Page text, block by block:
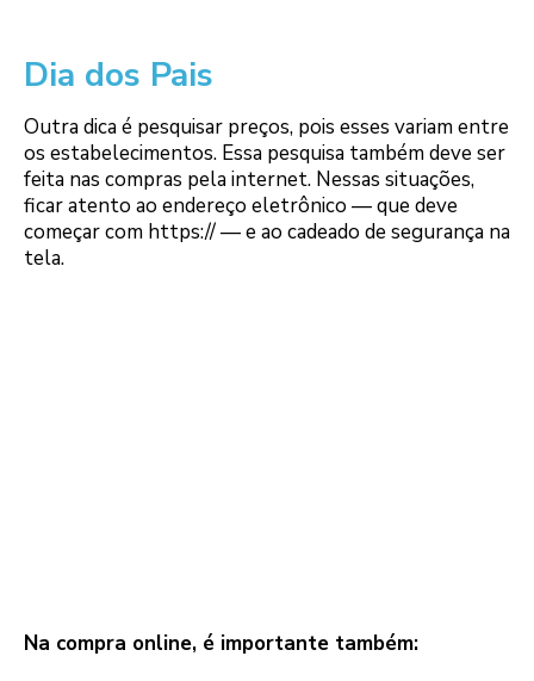
Dia dos Pais
Outra dica é pesquisar preços, pois esses variam entre
os estabelecimentos. Essa pesquisa também deve ser
feita nas compras pela internet. Nessas situações,
ficar atento ao endereço eletrônico — que deve
começar com https:// — e ao cadeado de segurança na
tela.
Na compra online, é importante também: